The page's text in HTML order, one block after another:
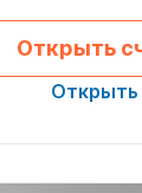
Открыть